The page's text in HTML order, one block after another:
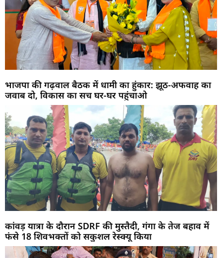
भाजपा की गढ़वाल बैठक में धामी का हुंकार: झूठ-अफवाह का
जवाब दो, विकास का सच घर-घर पहुंचाओ
कांवड़ यात्रा के दौरान SDRF की मुस्तैदी, गंगा के तेज बहाव में
फंसे 18 शिवभक्तों को सकुशल रेस्क्यू किया